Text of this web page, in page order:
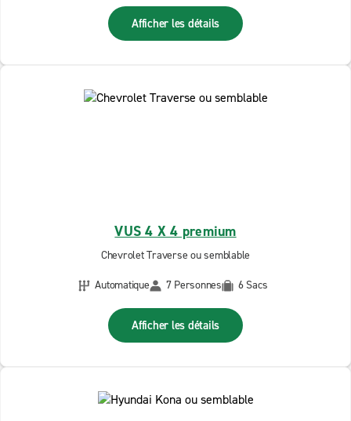
Afficher les détails
VUS 4 X 4 premium
Chevrolet Traverse ou semblable
Automatique
7 Personnes 6 Sacs
Afficher les détails